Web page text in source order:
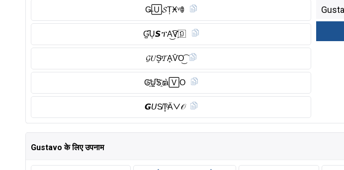
G̶🅄𝓢T͎Ӿᵛꂦ
G̺͆U͎𝙎ፕA͜͡V҉🇴
𝓖𝑈S̥ͦ𝓣ḀV̑̈O͜͡
G҈U̺͆S҈𝓽à🅅O
𝙂𝘜S̸T̥ͦÄᐯ𝒪
Gustavo के लिए उपनाम